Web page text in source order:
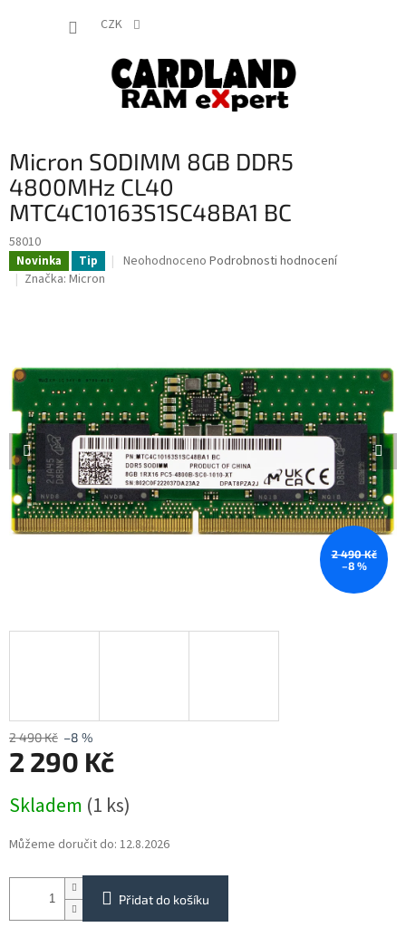
CZK
Micron SODIMM 8GB DDR5
4800MHz CL40
MTC4C10163S1SC48BA1 BC
58010
Novinka Tip
Průměrné
5
hvězdiček.
Neohodnoceno Podrobnosti hodnocení
Značka: Micron
2 490 Kč
–8 %
2 490 Kč –8 %
2 290 Kč
cena:
Skladem (1 ks)
Můžeme doručit do: 12.8.2026
Přidat do košíku